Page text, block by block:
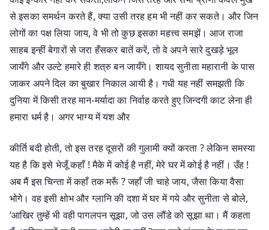
से इसका समर्थन करते हैं, क्या उसी तरह हम भी नहीं कर सकते। और जिन
लोगों का पक्ष लिया जाय, वे भी तो कुछ इसका महत्त्व समझें। आज राजा
साहब इन्हीं बेगारों से जरा हँसकर बातें करें, तो वे अपने सारे दुखड़े भूल
जायँगे और उल्टे हमारे ही शत्रु बन जायँगे। शायद सुनीता महारानी के पास
जाकर अपने दिल का बुखार निकाल आयी है। गधी यह नहीं समझती कि
दुनिया में किसी तरह मान-मर्यादा का निर्वाह करते हुए जिन्दगी काट लेना ही
हमारा धर्म है। अगर भाग्य में यश और
कीर्ति बदी होती, तो इस तरह दूसरों की गुलामी क्यों करता ? लेकिन समस्या
यह है कि इसे भेजूँ कहाँ ! मैके में कोई है नहीं, मेरे घर में कोई है नहीं। उँह !
अब मैं इस चिन्ता में कहाँ तक मरूँ ? जहाँ जी चाहे जाय, जैसा किया वैसा
भोगे। वह इसी क्षोभ और ग्लानि की दशा में घर में गये और सुनीता से बोले,
‘आखिर तुम्हें भी वही पागलपन सूझा, जो उस लौंडे को सूझा था। मैं कहता